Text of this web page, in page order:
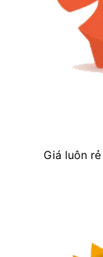
Giá luôn